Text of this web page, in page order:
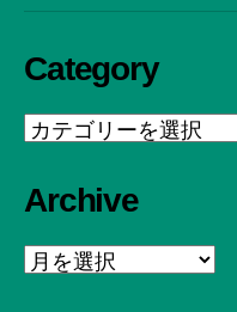
Category
Category
Archive
Archive